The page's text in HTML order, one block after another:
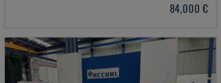
84,000 €